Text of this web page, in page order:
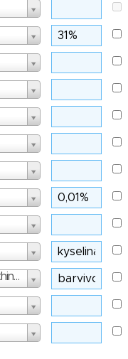
E160c - Paprikový extrakt, Kapsanthin, Kapsorubin - skóre: 0